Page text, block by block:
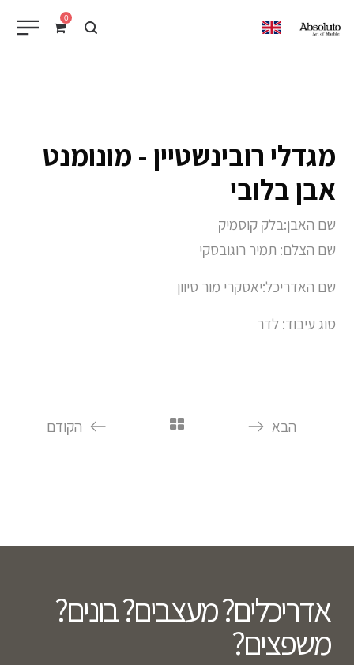
0
EN
מגדלי רובינשטיין - מונומנט
אבן בלובי
שם האבן:בלק קוסמיק
שם הצלם: תמיר רוגובסקי
שם האדריכל:יאסקרי מור סיוון
סוג עיבוד: לדר
הקודם הבא
אדריכלים? מעצבים? בונים?
משפצים?​